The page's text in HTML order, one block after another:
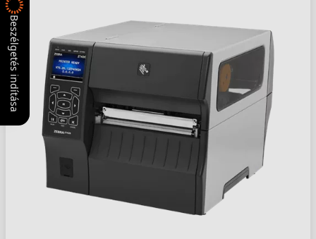
Beszélgetés indítása